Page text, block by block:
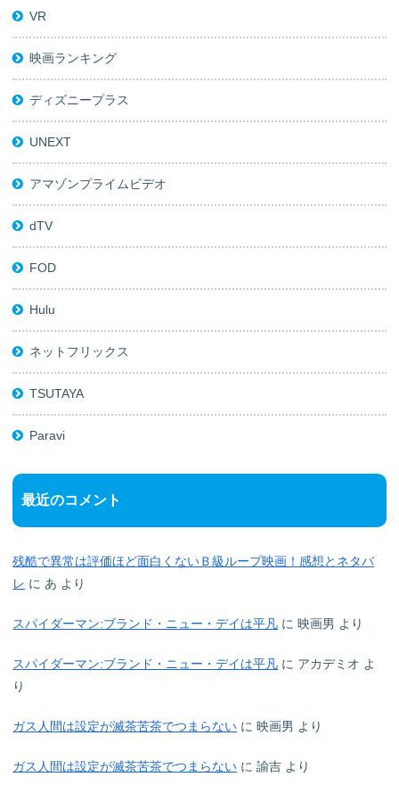
VR
映画ランキング
ディズニープラス
UNEXT
アマゾンプライムビデオ
dTV
FOD
Hulu
ネットフリックス
TSUTAYA
Paravi
最近のコメント
残酷で異常は評価ほど面白くないＢ級ループ映画！感想とネタバ
レ にあ より
スパイダーマン:ブランド・ニュー・デイは平凡 に映画男 より
スパイダーマン:ブランド・ニュー・デイは平凡 に アカデミオ よ
り
ガス人間は設定が滅茶苦茶でつまらない に映画男 より
ガス人間は設定が滅茶苦茶でつまらない に諭吉 より